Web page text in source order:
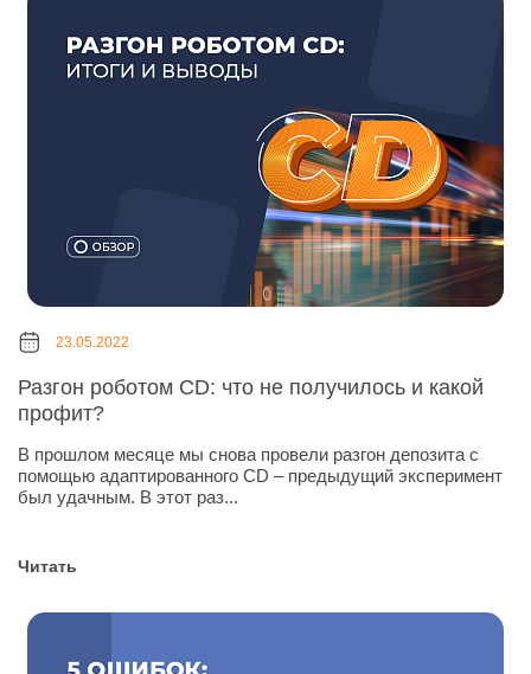
23.05.2022
Разгон роботом CD: что не получилось и какой
профит?
В прошлом месяце мы снова провели разгон депозита с
помощью адаптированного CD – предыдущий эксперимент
был удачным. В этот раз...
Читать